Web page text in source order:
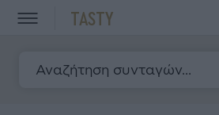
TASTY